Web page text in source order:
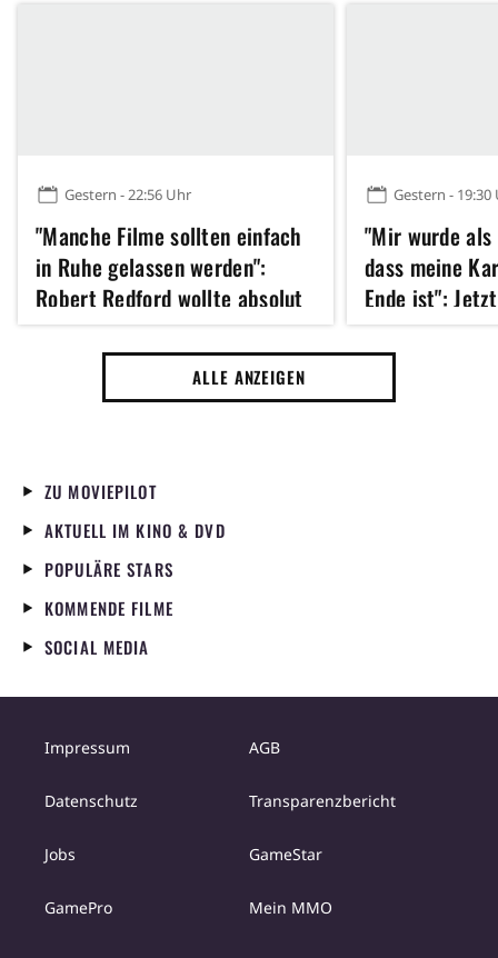
Gestern - 22:56 Uhr
"Manche Filme sollten einfach
in Ruhe gelassen werden":
Robert Redford wollte absolut
kein Remake dieses Klassikers
der 70er Jahre
Gestern - 19:30
"Mir wurde
dass meine
Ende ist":
Hathaway 43
Jahres gedreht
ALLE ANZEIGEN
ZU MOVIEPILOT
AKTUELL IM KINO & DVD
POPULÄRE STARS
KOMMENDE FILME
SOCIAL MEDIA
Impressum AGB
Datenschutz Transparenzbericht
Jobs GameStar
GamePro Mein MMO